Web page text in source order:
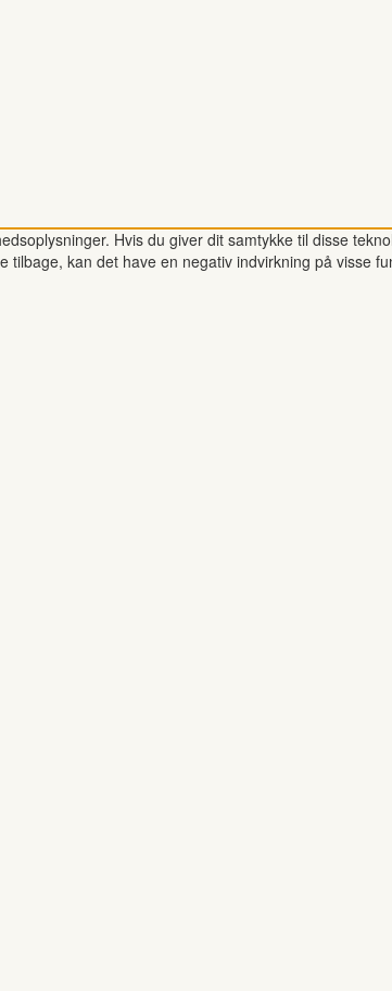
Hvis du giver dit samtykke til disse
kan det have en negativ indvirkning på visse